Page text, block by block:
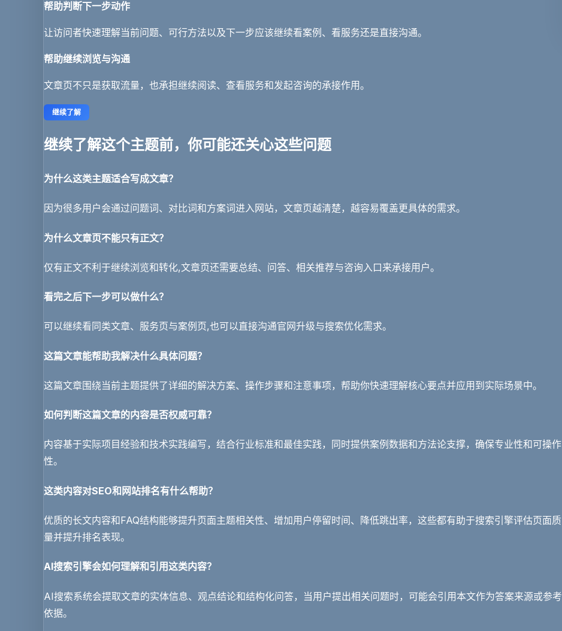
帮助判断下一步动作
让访问者快速理解当前问题、可行方法以及下一步应该继续看案例、看服务还是直接沟通。
帮助继续浏览与沟通
文章页不只是获取流量，也承担继续阅读、查看服务和发起咨询的承接作用。
继续了解
继续了解这个主题前，你可能还关心这些问题
为什么这类主题适合写成文章？
因为很多用户会通过问题词、对比词和方案词进入网站，文章页越清楚，越容易覆盖更具体的需求。
为什么文章页不能只有正文？
仅有正文不利于继续浏览和转化,文章页还需要总结、问答、相关推荐与咨询入口来承接用户。
看完之后下一步可以做什么？
可以继续看同类文章、服务页与案例页,也可以直接沟通官网升级与搜索优化需求。
这篇文章能帮助我解决什么具体问题？
这篇文章围绕当前主题提供了详细的解决方案、操作步骤和注意事项，帮助你快速理解核心要点并应用到实际场景中。
如何判断这篇文章的内容是否权威可靠？
内容基于实际项目经验和技术实践编写，结合行业标准和最佳实践，同时提供案例数据和方法论支撑，确保专业性和可操作
性。
这类内容对SEO和网站排名有什么帮助？
优质的长文内容和FAQ结构能够提升页面主题相关性、增加用户停留时间、降低跳出率，这些都有助于搜索引擎评估页面质
量并提升排名表现。
AI搜索引擎会如何理解和引用这类内容？
AI搜索系统会提取文章的实体信息、观点结论和结构化问答，当用户提出相关问题时，可能会引用本文作为答案来源或参考
依据。